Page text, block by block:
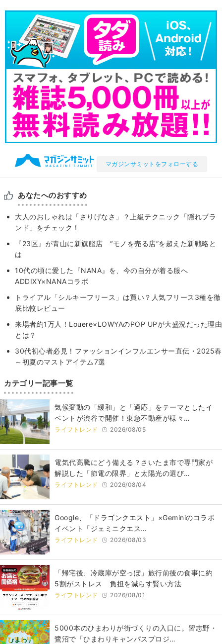
マガジンサミットをフォローする
あなたへのおすすめ
大人のおしゃれは「さりげなさ」？上級テクニック「隠れブラ
ンド」をチェック！
『23区』が青山に新旗艦店 “モノを売る店”を超えた新戦略と
は
10代の頃に愛した『NANA』を、今の自分が着る服へ
ADDIXY×NANAコラボ
トライアル「シルキーフリース」は買い？人気フリース3種を徹
底比較レビュー
来場者約1万人！Louere×LOWYAのPOP UPが大盛況だった理由
とは？
30代初心者必見！ファッションインフルエンサー直伝・2025春
～初夏のマストアイテム7選
カテゴリー記事一覧
気候変動の「緩和」と「適応」をテーマとしたイ
ベントが渋谷で開催！東急不動産が様々…
ライフトレンド 2026/08/05
電気代高騰にどう備える？さいたま市で専門家が
解説した「節電の限界」と太陽光の選び…
ライフトレンド 2026/08/04
Google、「ドラゴンクエスト」×Geminiのコラボ
イベント「ジェミニクエス…
ライフトレンド 2026/08/03
「帰宅後、冷蔵庫が空っぽ」旅行前後の食事に約
5割がストレス 負担を減らす賢い方法
ライフトレンド 2026/08/01
5000本のひまわりが街づくりの入口に。習志野・
鷺沼で「ひまわりキャンパスプロジ…